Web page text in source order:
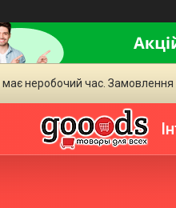
має неробочий час.